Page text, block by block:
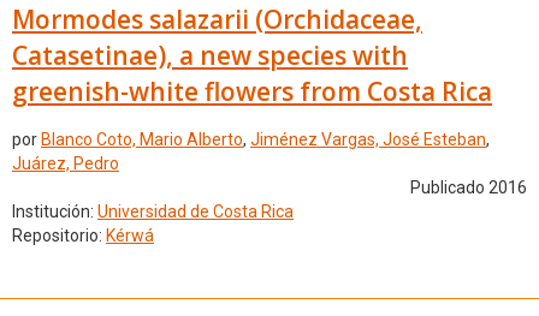
Mormodes salazarii (Orchidaceae,
Catasetinae), a new species with
greenish-white flowers from Costa Rica
por Blanco Coto, Mario Alberto, Jiménez Vargas, José Esteban,
Juárez, Pedro
Publicado 2016
Institución: Universidad de Costa Rica
Repositorio: Kérwá